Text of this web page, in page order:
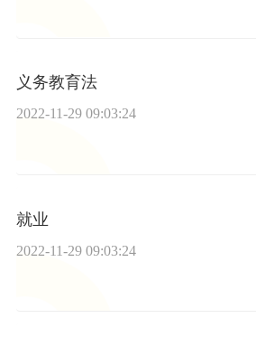
义务教育法
2022-11-29 09:03:24
就业
2022-11-29 09:03:24